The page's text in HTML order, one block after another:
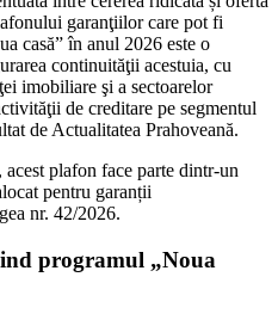
garanţiilor care pot fi
casă” în anul 2026 este o
continuităţii acestuia, cu
imobiliare şi a sectoarelor
de creditare pe segmentul
de Actualitatea Prahoveană.
plafon face parte dintr-un
pentru garanții
nr. 42/2026.
programul „Noua